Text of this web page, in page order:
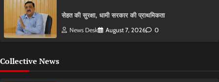
सेहत की सुरक्षा, धामी सरकार की प्राथमिकता
News Desk August 7, 2026 0
Collective News